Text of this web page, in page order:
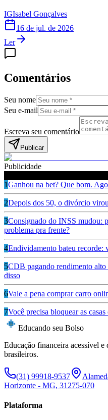
IGIsabel Gonçalves
16 de jul. de 2026
Ler
Comentários
Seu nome
Seu e-mail
Escreva seu comentário
Publicar
Publicidade
1Ganhou na bet? Que bom.
2Depois dos 50, o divórcio
3Consignado do INSS mudou:
problema pra frente?
4Endividamento bateu recorde:
5CDB pagando rendimento alto
disso
6Vale a pena comprar carro
7Você precisa bloquear as casas
Educando seu Bolso
Educação financeira acessível e
brasileiros.
(31) 99918-9537
Horizonte - MG, 31275-070
Plataforma